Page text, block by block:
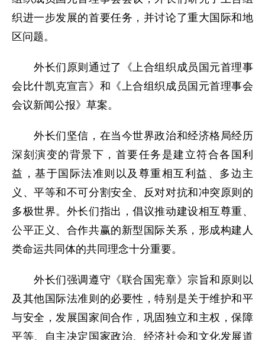
织进一步发展的首要任务，并讨论了重大国际和地
区问题。
外长们原则通过了《上合组织成员国元首理事
会比什凯克宣言》和《上合组织成员国元首理事会
会议新闻公报》草案。
外长们坚信，在当今世界政治和经济格局经历
深刻演变的背景下，首要任务是建立符合各国利
益，基于国际法准则以及尊重相互利益、多边主
义、平等和不可分割安全、反对对抗和冲突原则的
多极世界。外长们指出，倡议推动建设相互尊重、
公平正义、合作共赢的新型国际关系，形成构建人
类命运共同体的共同理念十分重要。
外长们强调遵守《联合国宪章》宗旨和原则以
及其他国际法准则的必要性，特别是关于维护和平
与安全，发展国家间合作，巩固独立和主权，保障
平等、自主决定国家政治、经济社会和文化发展道